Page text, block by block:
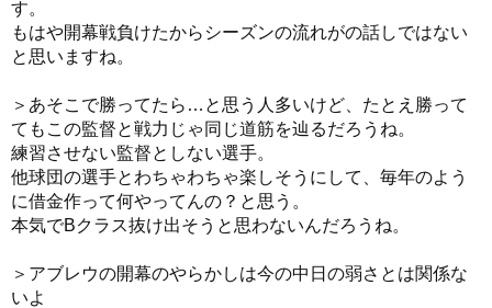
す。
もはや開幕戦負けたからシーズンの流れがの話しではない
と思いますね。
＞あそこで勝ってたら…と思う人多いけど、たとえ勝って
てもこの監督と戦力じゃ同じ道筋を辿るだろうね。
練習させない監督としない選手。
他球団の選手とわちゃわちゃ楽しそうにして、毎年のよう
に借金作って何やってんの？と思う。
本気でBクラス抜け出そうと思わないんだろうね。
＞アブレウの開幕のやらかしは今の中日の弱さとは関係な
いよ